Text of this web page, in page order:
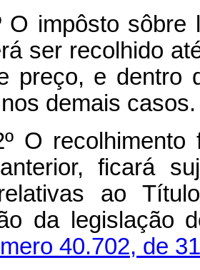
sôbre
ser recolhido
preço, e dentro
demais casos.
ficará
ao
da legislação
40.702, de